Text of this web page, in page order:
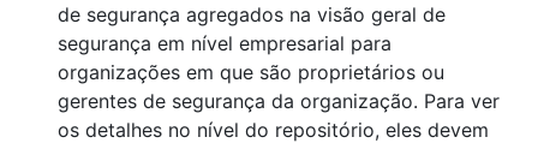
de segurança agregados na visão geral de
segurança em nível empresarial para
organizações em que são proprietários ou
gerentes de segurança da organização. Para ver
os detalhes no nível do repositório, eles devem